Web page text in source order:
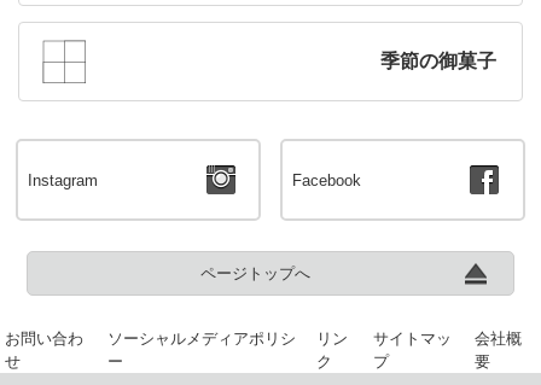
季節の御菓子
Instagram Facebook
ページトップへ
お問い合わ
せ
ソーシャルメディアポリシ
ー
リン
ク
サイトマッ
プ
会社概
要